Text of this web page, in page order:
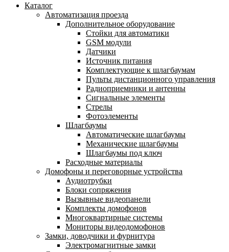
Каталог
Автоматизация проезда
Дополнительное оборудование
Cтойки для автоматики
GSM модули
Датчики
Источник питания
Комплектующие к шлагбаумам
Пульты дистанционного управления
Радиоприемники и антенны
Сигнальные элементы
Стрелы
Фотоэлементы
Шлагбаумы
Автоматические шлагбаумы
Механические шлагбаумы
Шлагбаумы под ключ
Расходные материалы
Домофоны и переговорные устройства
Аудиотрубки
Блоки сопряжения
Вызывные видеопанели
Комплекты домофонов
Многоквартирные системы
Мониторы видеодомофонов
Замки, доводчики и фурнитура
Электромагнитные замки